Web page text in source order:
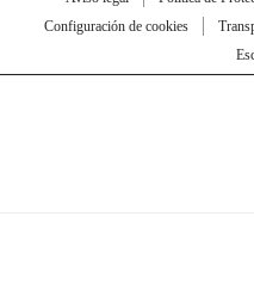
Configuración de cookies